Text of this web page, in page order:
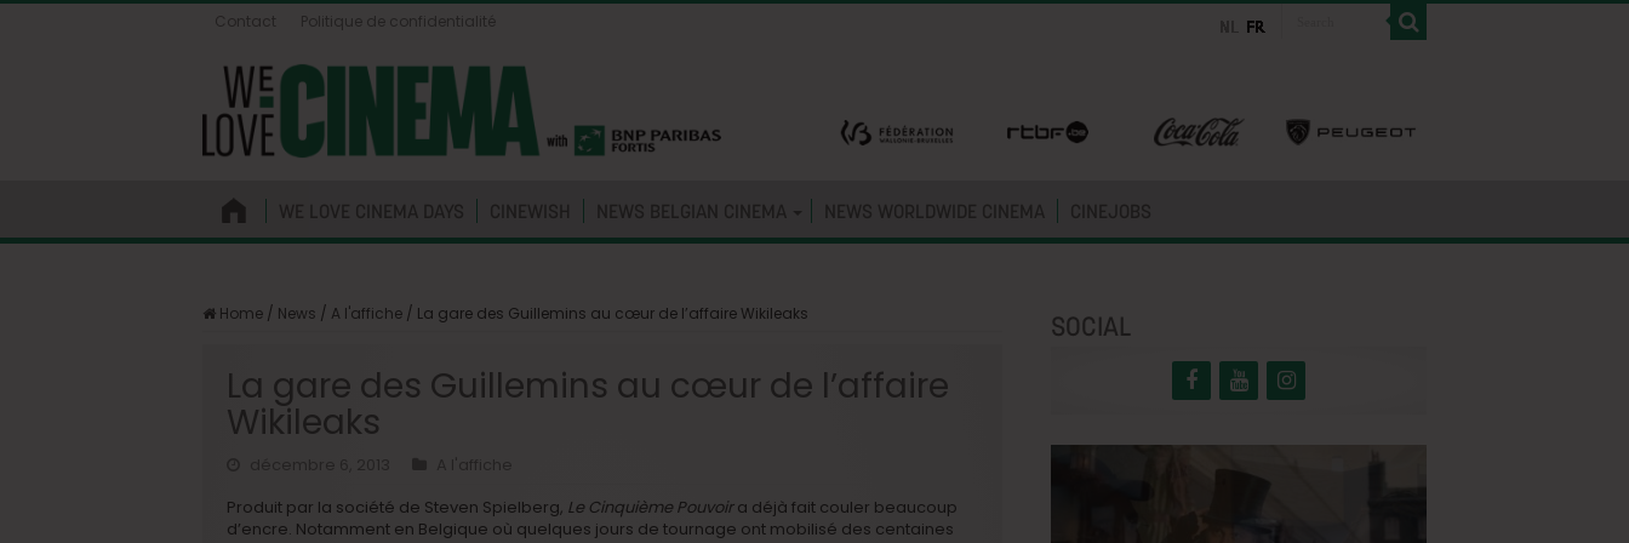
Contact Politique de confidentialité
WE LOVE CINEMA DAYS CINEWISH NEWS BELGIAN CINEMA NEWS WORLDWIDE CINEMA CINEJOBS
Home / News / A l'affiche / La gare des Guillemins au cœur de l’affaire Wikileaks
La gare des Guillemins au cœur de l’affaire
Wikileaks
Produit par la société de Steven Spielberg, Le Cinquième Pouvoira déjà fait couler beaucoup
d’encre. Notamment en Belgique où quelques jours de tournage ont mobilisé des centaines
SOCIAL